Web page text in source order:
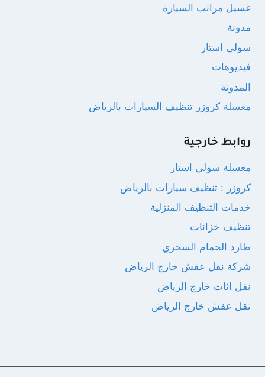
غسيل مراتب السيارة
مدونة
سولى استار
فيديوهات
المدونة
مغسلة كروزر تنظيف السيارات بالرياض
روابط خارجية
مغسلة سولي استار
كروزر : تنظيف سيارات بالرياض
خدمات التنظيف المنزلية
تنظيف خزانات
طارد الحمام السحري
شركة نقل عفش خارج الرياض
نقل اثاث خارج الرياض
نقل عفش خارج الرياض